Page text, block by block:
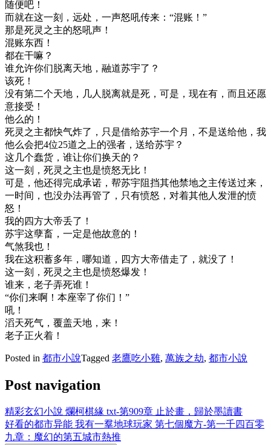
随便吧！
而就在这一刻，远处，一声怒吼传来：“混账！”
那是死灵之主的怒吼声！
混账东西！
都在干嘛？
谁允许你们脱离天地，融道苏宇了？
该死！
没有第二个天地，几人脱离就是死，可是，现在有，而且还愿
意接受！
他么的！
死灵之主都快气炸了，只是借给苏宇一个月，不是送给他，我
他么会把4位25道之上的强者，送给苏宇？
这几个蠢货，谁让你们换天的？
这一刻，死灵之主也是愤怒无比！
可是，他还得完成承诺，帮苏宇阻挡其他禁地之主传送过来，
一时间，也没办法再管了，只有愤怒，对着其他人发泄的愤
怒！
我的四方大帝丢了！
苏宇这孽畜，一定是他故意的！
气煞我也！
我在这积蓄多年，哪知道，四方大帝借走了，就没了！
这一刻，死灵之主也是愤怒爆发！
谁来，老子弄死谁！
“你们来啊！本座宰了你们！”
吼！
滔天死气，覆盖天地，来！
老子正火着！
Posted in 都市小說Tagged 老鷹吃小雞, 萬族之劫, 都市小說
Post navigation
精彩玄幻小說 爛柯棋緣 txt-第909章 止於畫，歸於墨讀書
好看的都市异能 我有一羣地球玩家 第七個魔方-第一千四百零
九章：魔幻的第五城市熱推